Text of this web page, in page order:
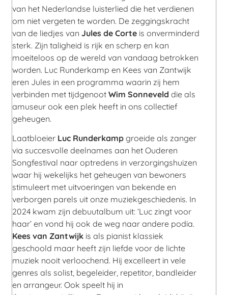
van het Nederlandse luisterlied die het verdienen
om niet vergeten te worden. De zeggingskracht
van de liedjes vanJules de Corte is onverminderd
sterk. Zijn taligheid is rijk en scherp en kan
moeiteloos op de wereld van vandaag betrokken
worden. Luc Runderkamp en Kees van Zantwijk
eren Jules in een programma waarin zij hem
verbinden met tijdgenootWim Sonnevelddie als
amuseur ook een plek heeft in ons collectief
geheugen.
Laatbloeier Luc Runderkampgroeide als zanger
via succesvolle deelnames aan het Ouderen
Songfestival naar optredens in verzorgingshuizen
waar hij wekelijks het geheugen van bewoners
stimuleert met uitvoeringen van bekende en
verborgen parels uit onze muziekgeschiedenis. In
2024 kwam zijn debuutalbum uit: ‘Luc zingt voor
haar’ en vond hij ook de weg naar andere podia.
Kees van Zantwijk is als pianist klassiek
geschoold maar heeft zijn liefde voor de lichte
muziek nooit verloochend. Hij excelleert in vele
genres als solist, begeleider, repetitor, bandleider
en arrangeur. Ook speelt hij in